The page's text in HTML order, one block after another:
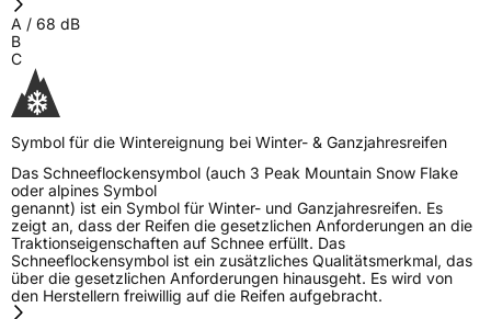
A / 68 dB
B
C
Symbol für die Wintereignung bei Winter- & Ganzjahresreifen
Das Schneeflockensymbol (auch 3 Peak Mountain Snow Flake
oder alpines Symbol
genannt) ist ein Symbol für Winter- und Ganzjahresreifen. Es
zeigt an, dass der Reifen die gesetzlichen Anforderungen an die
Traktionseigenschaften auf Schnee erfüllt. Das
Schneeflockensymbol ist ein zusätzliches Qualitätsmerkmal, das
über die gesetzlichen Anforderungen hinausgeht. Es wird von
den Herstellern freiwillig auf die Reifen aufgebracht.